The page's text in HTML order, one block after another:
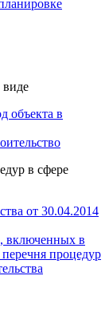
виде
объекта в
в сфере
от 30.04.2014
включенных в
процедур